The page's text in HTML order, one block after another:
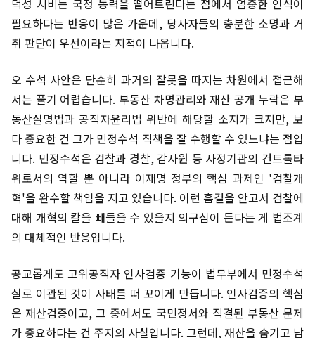
덕성 시비는 국정 동력을 떨어트린다는 점에서 엄중한 인식이
필요하다는 반응이 많은 가운데, 당사자들의 충분한 소명과 거
취 판단이 우선이라는 지적이 나옵니다.
오 수석 사안은 단순히 과거의 잘못을 따지는 차원에서 접근해
서는 풀기 어렵습니다. 부동산 차명관리와 재산 공개 누락은 부
동산실명법과 공직자윤리법 위반에 해당할 소지가 크지만, 보
다 중요한 건 그가 민정수석 직책을 잘 수행할 수 있느냐는 점입
니다. 민정수석은 검찰과 경찰, 감사원 등 사정기관의 컨트롤타
워로서의 역할 뿐 아니라 이재명 정부의 핵심 과제인 '검찰개
혁'을 완수할 책임을 지고 있습니다. 이런 흠결을 안고서 검찰에
대해 개혁의 칼을 빼들을 수 있을지 의구심이 든다는 게 법조계
의 대체적인 반응입니다.
공교롭게도 고위공직자 인사검증 기능이 법무부에서 민정수석
실로 이관된 것이 사태를 떠 꼬이게 만듭니다. 인사검증의 핵심
은 재산검증이고, 그 중에서도 국민정서와 직결된 부동산 문제
가 중요하다는 건 주지의 사실입니다. 그런데, 재산을 숨기고 남